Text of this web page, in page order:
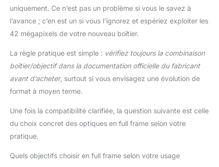
uniquement. Ce n’est pas un problème si vous le savez à
l’avance ; c’en est un si vous l’ignorez et espériez exploiter les
42 mégapixels de votre nouveau boîtier.
La règle pratique est simple : vérifiez toujours la combinaison
boîtier/objectif dans la documentation officielle du fabricant
avant d’acheter, surtout si vous envisagez une évolution de
format à moyen terme.
Une fois la compatibilité clarifiée, la question suivante est celle
du choix concret des optiques en full frame selon votre
pratique.
Quels objectifs choisir en full frame selon votre usage